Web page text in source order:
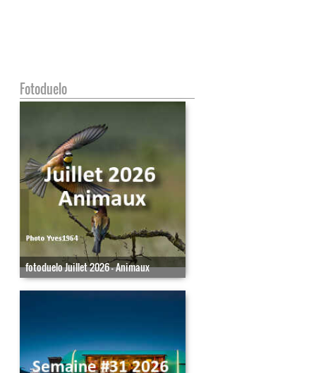
Fotoduelo
fotoduelo Juillet 2026 - Animaux